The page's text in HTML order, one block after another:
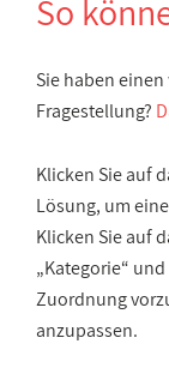
So
Sie haben
Fragestellung?
Klicken Sie auf
Lösung, um
Klicken Sie auf
„Kategorie“
Zuordnung
anzupassen.